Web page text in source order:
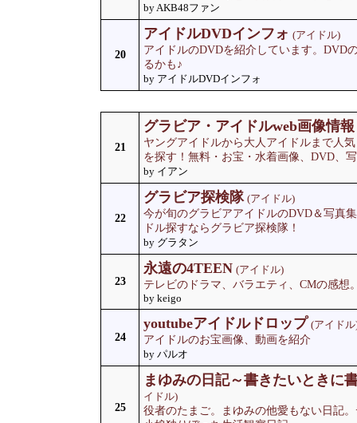
by AKB48ファン
20
アイドルDVDインフォ (アイドル)
アイドルのDVDを紹介しています。DVD
るかも♪
by アイドルDVDインフォ
21
グラビア・アイドルweb画像情報
ヤングアイドルから大人アイドルまで人
を探す！無料・お宝・水着画像、DVD、写
by イアン
22
グラビア探検隊 (アイドル)
今が旬のグラビアアイドルのDVD＆写真
ドル探すならグラビア探検隊！
by グラタン
23
永遠の4TEEN (アイドル)
テレビのドラマ、バラエティ、CMの感想
by keigo
24
youtubeアイドルドロップ (アイドル
アイドルのお宝画像、動画を紹介
by パルオ
25
まゆみの日記～書きたいときに
イドル)
役者のたまご。まゆみの他愛もない日記